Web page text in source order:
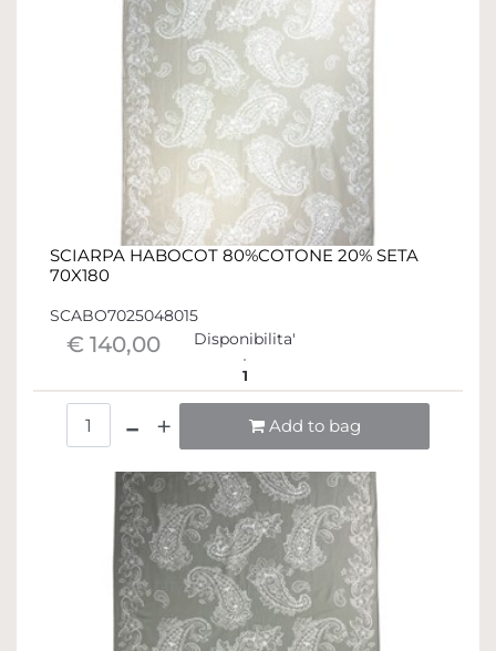
SCIARPA HABOCOT 80%COTONE 20% SETA
70X180
SCABO7025048015
€ 140,00 Disponibilita'
1
Add to bag